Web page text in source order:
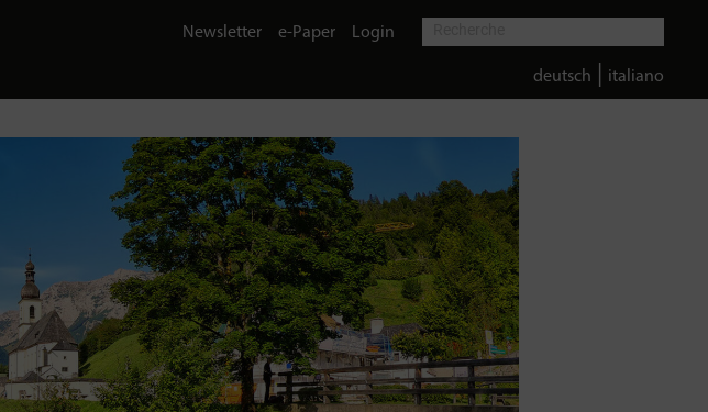
Newsletter e-Paper Login
deutsch italiano